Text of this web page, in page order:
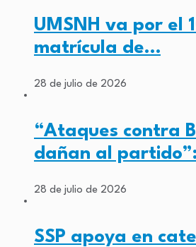
UMSNH va por el
matrícula de…
28 de julio de 2026
“Ataques contra
dañan al
28 de julio de 2026
SSP apoya en